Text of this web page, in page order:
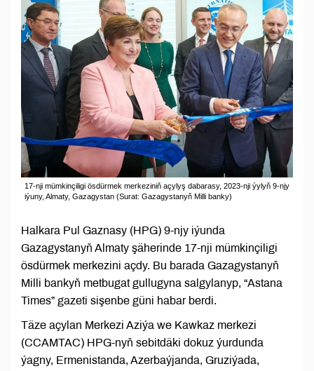
17-nji mümkinçiligi ösdürmek merkeziniň açylyş dabarasy, 2023-nji ýylyň 9-njy
iýuny, Almaty, Gazagystan (Surat: Gazagystanyň Milli banky)
Halkara Pul Gaznasy (HPG) 9-njy iýunda
Gazagystanyň Almaty şäherinde 17-nji mümkinçiligi
ösdürmek merkezini açdy. Bu barada Gazagystanyň
Milli bankyň metbugat gullugyna salgylanyp, “Astana
Times” gazeti sişenbe güni habar berdi.
Täze açylan Merkezi Aziýa we Kawkaz merkezi
(CCAMTAC) HPG-nyň sebitdäki dokuz ýurdunda
ýagny, Ermenistanda, Azerbaýjanda, Gruziýada,